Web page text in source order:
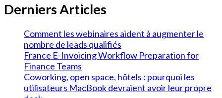
Derniers Articles
Comment les webinaires aident à augmenter le
nombre de leads qualifiés
France E-Invoicing Workflow Preparation for
Finance Teams
Coworking, open space, hôtels : pourquoi les
utilisateurs MacBook devraient avoir leur propre